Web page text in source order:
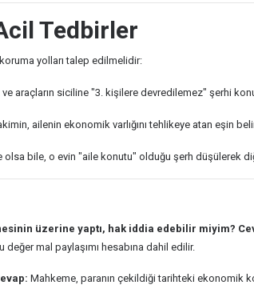
Tedbirler
yolları talep edilmelidir:
ve araçların siciline "3. kişilere devredilemez" şerhi
ailenin ekonomik varlığını tehlikeye atan eşin
bile, o evin "aile konutu" olduğu şerh düşülerek
üzerine yaptı, hak iddia edebilir miyim?
mal paylaşımı hesabına dahil edilir.
Mahkeme, paranın çekildiği tarihteki ekonomik